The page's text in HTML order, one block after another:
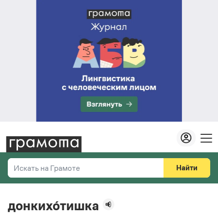
Искать на Грамоте
Справочная служба
Найти
донкихо́тишка